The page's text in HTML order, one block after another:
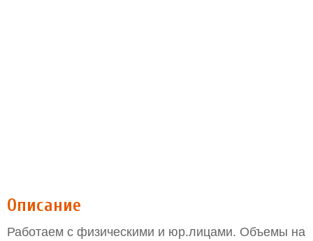
Описание
Работаем с физическими и юр.лицами. Объемы на